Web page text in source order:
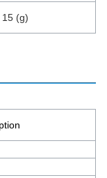
15 (g)